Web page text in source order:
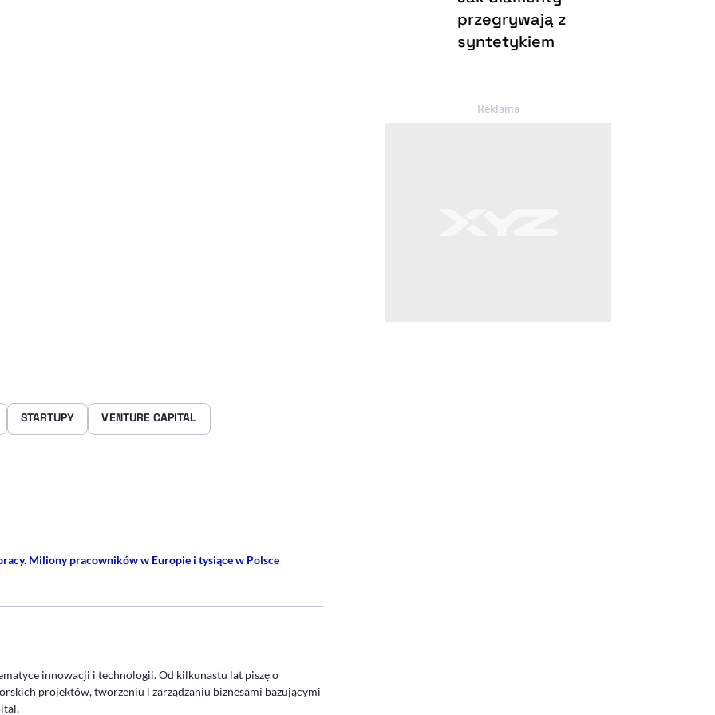
przegrywają z
syntetykiem
STARTUPY VENTURE CAPITAL
przez e-mail
Miliony pracowników w Europie i tysiące w Polsce
innowacji i technologii. Od kilkunastu lat piszę o
projektów, tworzeniu i zarządzaniu biznesami bazującymi